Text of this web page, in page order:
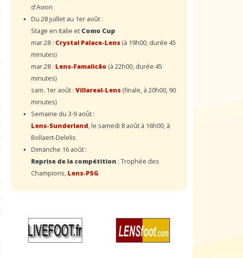
d'Avion
Du 28 juillet au 1er août :
Stage en Italie et Como Cup
mar.28 : Crystal Palace-Lens (à 19h00, durée 45
minutes)
mar.28 : Lens-Famalicão (à 22h00, durée 45
minutes)
sam. 1er août : Villareal-Lens (finale, à 20h00, 90
minutes)
Semaine du 3-9 août :
Lens-Sunderland, le samedi 8 août à 16h00, à
Bollaert-Delelis
Dimanche 16 août :
Reprise de la compétition : Trophée des
Champions, Lens-PSG